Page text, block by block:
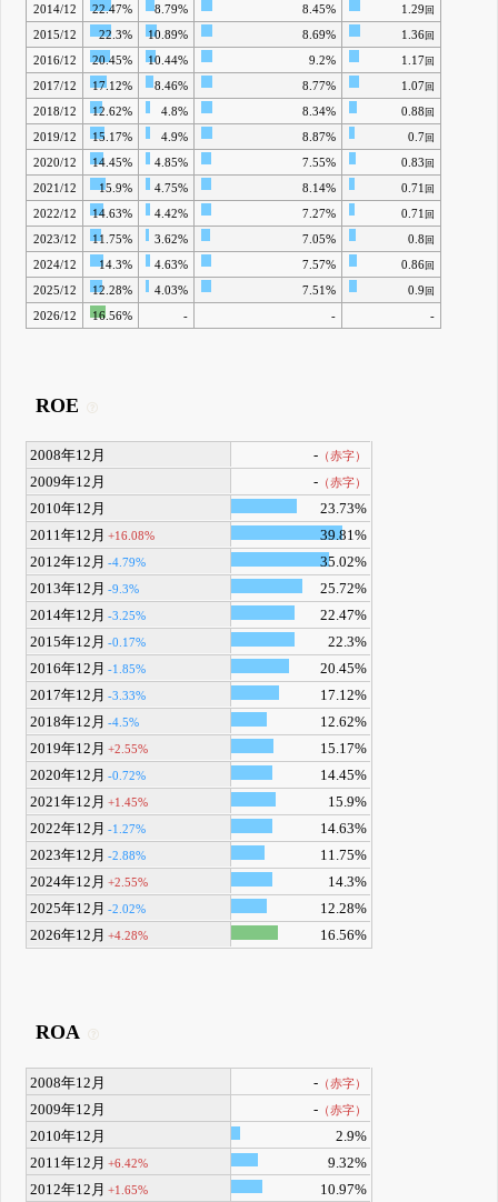
2014/12 22.47% 8.79% 8.45% 1.29 回
2015/12 22.3% 10.89% 8.69% 1.36回
2016/12 20.45% 10.44% 9.2% 1.17回
2017/12 17.12% 8.46% 8.77% 1.07回
2018/12 12.62% 4.8% 8.34% 0.88 回
2019/12 15.17% 4.9% 8.87% 0.7回
2020/12 14.45% 4.85% 7.55% 0.83 回
2021/12 15.9% 4.75% 8.14% 0.71 回
2022/12 14.63% 4.42% 7.27% 0.71 回
2023/12 11.75% 3.62% 7.05% 0.8 回
2024/12 14.3% 4.63% 7.57% 0.86回
2025/12 12.28% 4.03% 7.51% 0.9 回
2026/12 16.56% - - -
ROE
2008年12月 - （赤字）
2009年12月 - （赤字）
2010年12月
23.73%
2011年12月 +16.08%
39.81%
2012年12月 -4.79%
35.02%
2013年12月 -9.3%
25.72%
2014年12月 -3.25%
22.47%
2015年12月 -0.17%
22.3%
2016年12月 -1.85%
20.45%
2017年12月 -3.33%
17.12%
2018年12月 -4.5%
12.62%
2019年12月 +2.55%
15.17%
2020年12月 -0.72%
14.45%
2021年12月 +1.45%
15.9%
2022年12月 -1.27%
14.63%
2023年12月 -2.88%
11.75%
2024年12月 +2.55%
14.3%
2025年12月 -2.02%
12.28%
2026年12月 +4.28% 16.56%
ROA
2008年12月 - （赤字）
2009年12月 - （赤字）
2010年12月
2.9%
2011年12月 +6.42%
9.32%
2012年12月 +1.65%
10.97%